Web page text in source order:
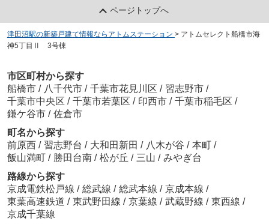
ページトップへ
津田沼駅の新築戸建て情報ならアトムステーション > アトムセレクト船橋市海
神5丁目Ⅱ 3号棟
市区町村から探す
船橋市 / 八千代市 / 千葉市花見川区 / 習志野市 /
千葉市中央区 / 千葉市若葉区 / 印西市 / 千葉市稲毛区 /
鎌ケ谷市 / 佐倉市
町名から探す
前原西 / 習志野台 / 大和田新田 / 八木が谷 / 本町 /
飯山満町 / 勝田台南 / 松が丘 / 三山 / みやぎ台
路線から探す
京成電鉄松戸線 / 総武線 / 総武本線 / 京成本線 /
東葉高速鉄道 / 東武野田線 / 京葉線 / 武蔵野線 / 東西線 /
京成千葉線